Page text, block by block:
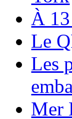
À
Le
Les
Mer